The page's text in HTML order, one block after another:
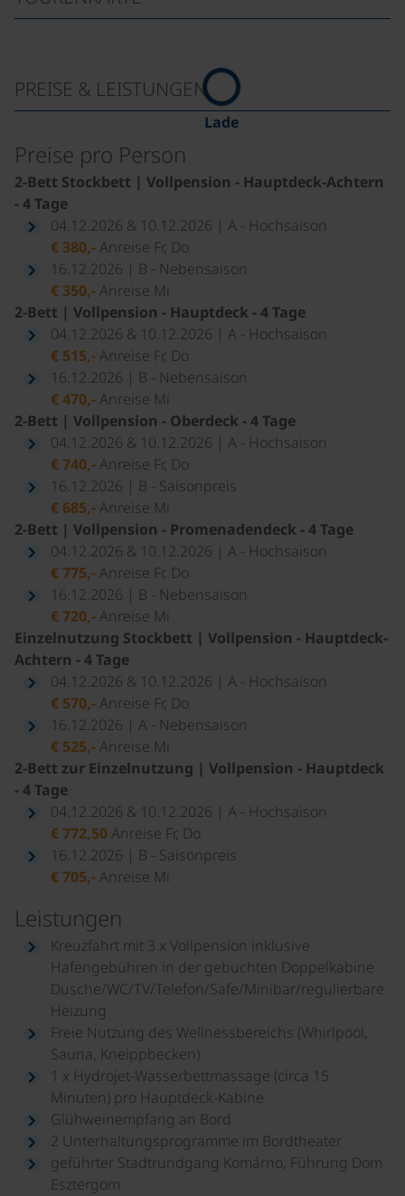
Lade
PREISE & LEISTUNGEN
Preise pro Person
2-Bett Stockbett | Vollpension - Hauptdeck-Achtern
- 4 Tage
04.12.2026 & 10.12.2026 | A - Hochsaison
€ 380,-Anreise Fr, Do
16.12.2026 | B - Nebensaison
€ 350,-Anreise Mi
2-Bett | Vollpension - Hauptdeck - 4 Tage
04.12.2026 & 10.12.2026 | A - Hochsaison
€ 515,-Anreise Fr, Do
16.12.2026 | B - Nebensaison
€ 470,-Anreise Mi
2-Bett | Vollpension - Oberdeck - 4 Tage
04.12.2026 & 10.12.2026 | A - Hochsaison
€ 740,-Anreise Fr, Do
16.12.2026 | B - Saisonpreis
€ 685,-Anreise Mi
2-Bett | Vollpension - Promenadendeck - 4 Tage
04.12.2026 & 10.12.2026 | A - Hochsaison
€ 775,-Anreise Fr, Do
16.12.2026 | B - Nebensaison
€ 720,-Anreise Mi
Einzelnutzung Stockbett | Vollpension - Hauptdeck-
Achtern - 4 Tage
04.12.2026 & 10.12.2026 | A - Hochsaison
€ 570,-Anreise Fr, Do
16.12.2026 | A - Nebensaison
€ 525,-Anreise Mi
2-Bett zur Einzelnutzung | Vollpension - Hauptdeck
- 4 Tage
04.12.2026 & 10.12.2026 | A - Hochsaison
€ 772,50Anreise Fr, Do
16.12.2026 | B - Saisonpreis
€ 705,-Anreise Mi
Leistungen
Kreuzfahrt mit 3 x Vollpension inklusive
Hafengebühren in der gebuchten Doppelkabine
Dusche/WC/TV/Telefon/Safe/Minibar/regulierbare
Heizung
Freie Nutzung des Wellnessbereichs (Whirlpool,
Sauna, Kneippbecken)
1 x Hydrojet-Wasserbettmassage (circa 15
Minuten) pro Hauptdeck-Kabine
Glühweinempfang an Bord
2 Unterhaltungsprogramme im Bordtheater
geführter Stadtrundgang Komárno, Führung Dom
Esztergom